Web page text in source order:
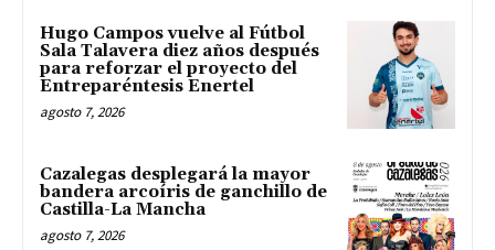
Hugo Campos vuelve al Fútbol
Sala Talavera diez años después
para reforzar el proyecto del
Entreparéntesis Enertel
agosto 7, 2026
Cazalegas desplegará la mayor
bandera arcoíris de ganchillo de
Castilla-La Mancha
agosto 7, 2026